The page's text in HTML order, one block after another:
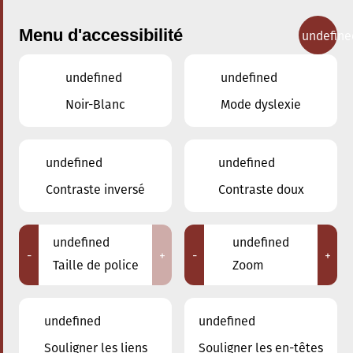
Concerts
Adresse
Menu d'accessibilité
undefined
Noir-Blanc
undefined
Mode dyslexie
undefined
Contraste inversé
undefined
Contraste doux
-
undefined
Taille de police
+ -
undefined
Zoom
+
undefined
Souligner les liens
undefined
Souligner les en-têtes